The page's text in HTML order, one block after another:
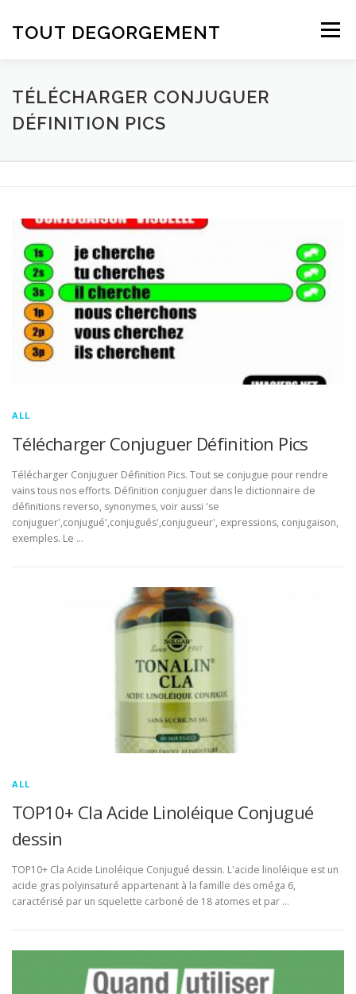
TOUT DEGORGEMENT Menu
TÉLÉCHARGER CONJUGUER
DÉFINITION PICS
ALL
Télécharger Conjuguer Définition Pics
Télécharger Conjuguer Définition Pics. Tout se conjugue pour rendre
vains tous nos efforts. Définition conjuguer dans le dictionnaire de
définitions reverso, synonymes, voir aussi 'se
conjuguer',conjugué',conjugués',conjugueur', expressions, conjugaison,
exemples. Le …
ALL
TOP10+ Cla Acide Linoléique Conjugué
dessin
TOP10+ Cla Acide Linoléique Conjugué dessin. L'acide linoléique est un
acide gras polyinsaturé appartenant à la famille des oméga 6,
caractérisé par un squelette carboné de 18 atomes et par …